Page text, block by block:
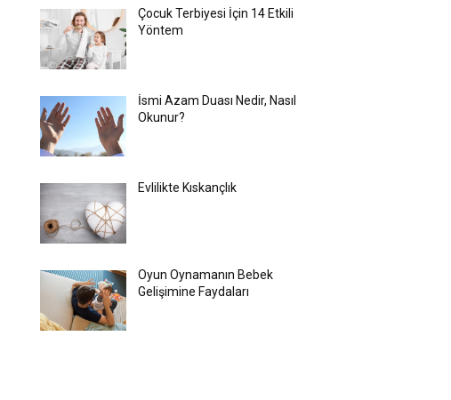
Çocuk Terbiyesi İçin 14 Etkili
Yöntem
İsmi Azam Duası Nedir, Nasıl
Okunur?
Evlilikte Kıskançlık
Oyun Oynamanın Bebek
Gelişimine Faydaları